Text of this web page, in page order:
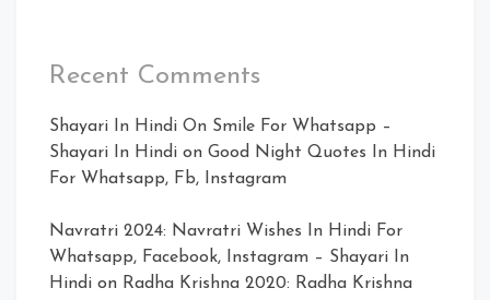
Recent Comments
Shayari In Hindi On Smile For Whatsapp –
Shayari In Hindi on Good Night Quotes In Hindi
For Whatsapp, Fb, Instagram
Navratri 2024: Navratri Wishes In Hindi For
Whatsapp, Facebook, Instagram – Shayari In
Hindi on Radha Krishna 2020: Radha Krishna